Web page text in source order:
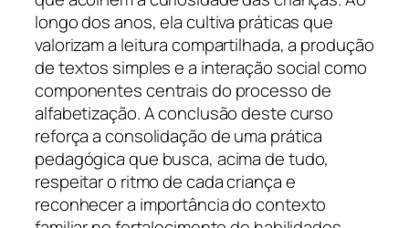
longo dos anos, ela cultiva práticas que
valorizam a leitura compartilhada, a produção
de textos simples e a interação social como
componentes centrais do processo de
alfabetização. A conclusão deste curso
reforça a consolidação de uma prática
pedagógica que busca, acima de tudo,
respeitar o ritmo de cada criança e
reconhecer a importância do contexto